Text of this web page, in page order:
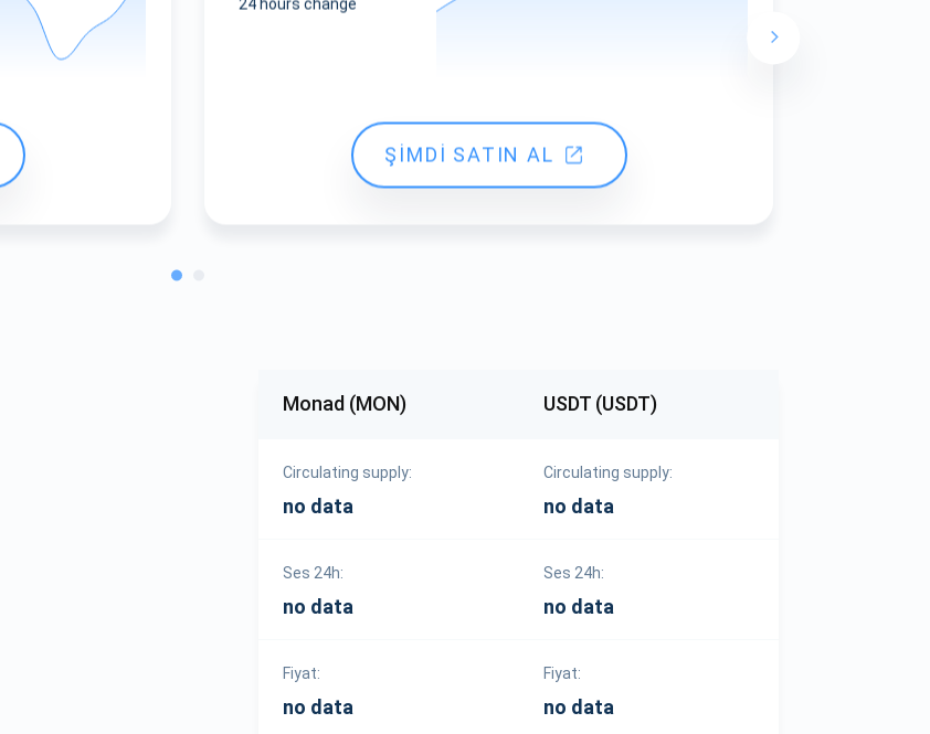
24 hours change
ŞİMDİ SATIN AL
Monad (MON) USDT (USDT)
Circulating supply:
no data
Circulating supply:
no data
Ses 24h:
no data
Ses 24h:
no data
Fiyat:
no data
Fiyat:
no data